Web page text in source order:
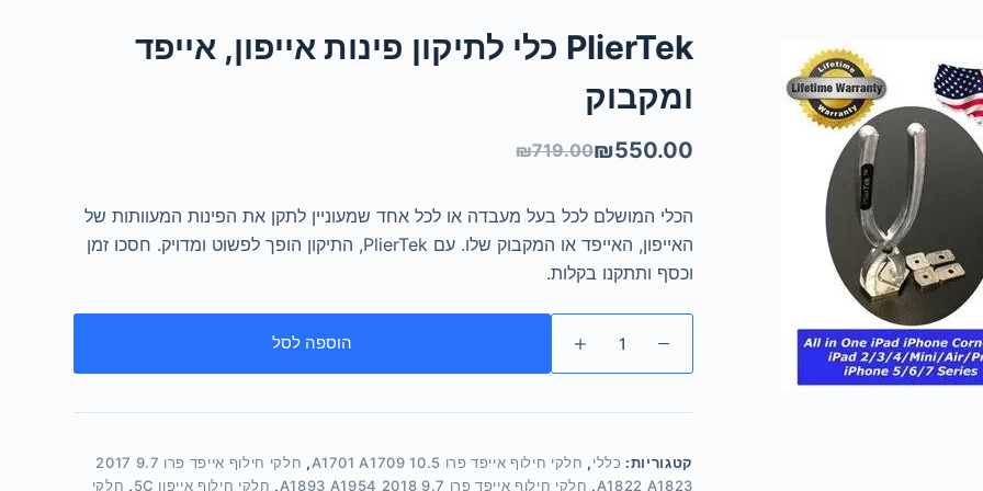
PlierTek כלי לתיקון פינות אייפון, אייפד
ומקבוק
₪719.00₪550.00
הכלי המושלם לכל בעל מעבדה או לכל אחד שמעוניין לתקן את הפינות המעוותות של
האייפון, האייפד או המקבוק שלו. עם PlierTek, התיקון הופך לפשוט ומדויק. חסכו זמן
וכסף ותתקנו בקלות.
הוספה לסל
קטגוריות: כללי, חלקי חילוף אייפד פרו 10.5 A1701 A1709 ,
חלקי חילוף אייפד פרו 9.7 2017
A1822 A1823
, חלקי חילוף אייפד פרו 9.7 2018 A1893 A1954 , חלקי חילוף אייפון 5C , חלקי